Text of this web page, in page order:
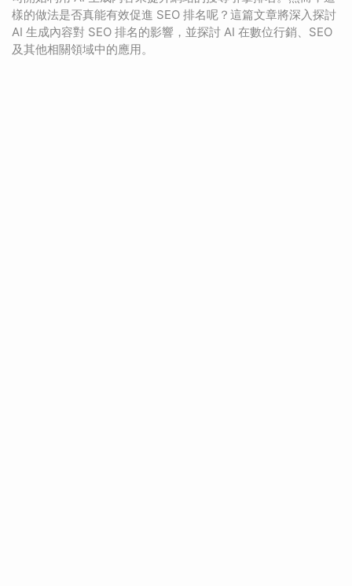
樣的做法是否真能有效促進 SEO 排名呢？這篇文章將深入探討
AI 生成內容對 SEO 排名的影響，並探討 AI 在數位行銷、SEO
及其他相關領域中的應用。